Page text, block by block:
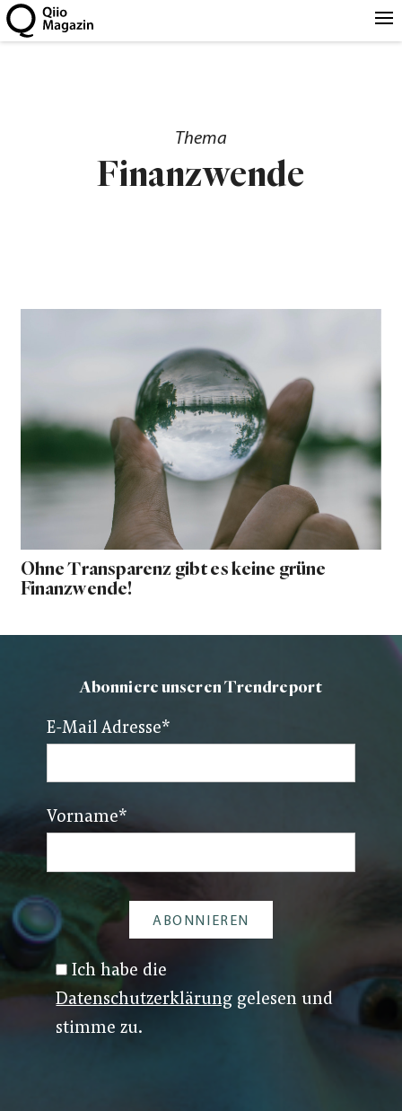
Thema
Finanzwende
Ohne Transparenz gibt es keine grüne
Finanzwende!
Abonniere unseren Trendreport
E-Mail Adresse*
Vorname*
Ich habe die
Datenschutzerklärung gelesen und
stimme zu.